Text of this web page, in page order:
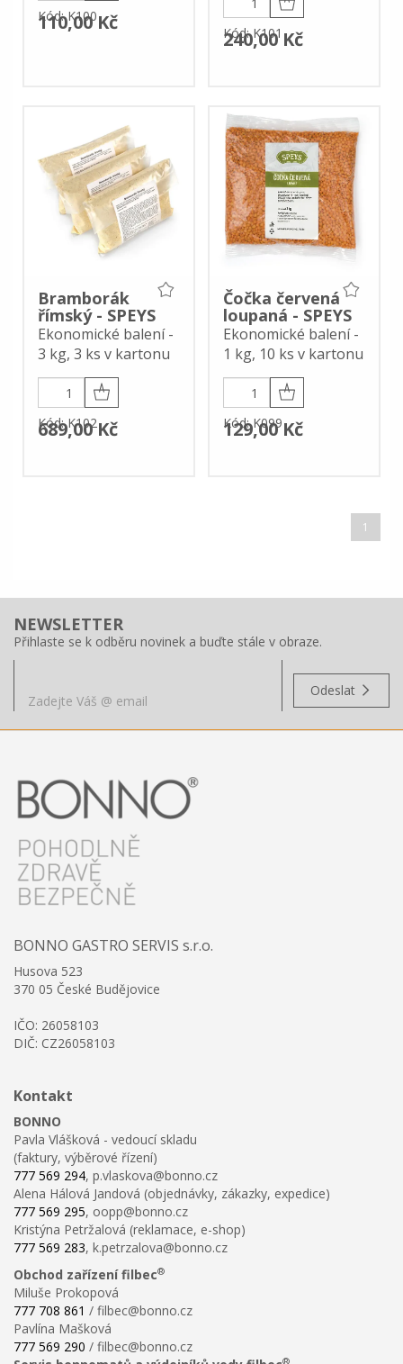
110,00 Kč
Kód: K100
240,00 Kč
Kód: K101
Bramborák
římský - SPEYS
Ekonomické balení -
3 kg, 3 ks v kartonu
689,00 Kč
Kód: K102
Čočka červená
loupaná - SPEYS
Ekonomické balení -
1 kg, 10 ks v kartonu
129,00 Kč
Kód: K099
1
NEWSLETTER
Přihlaste se k odběru novinek a buďte stále v obraze.
Odeslat
BONNO GASTRO SERVIS s.r.o.
Husova 523
370 05 České Budějovice
IČO: 26058103
DIČ: CZ26058103
Kontakt
BONNO
Pavla Vlášková - vedoucí skladu
(faktury, výběrové řízení)
777 569 294, p.vlaskova@bonno.cz
Alena Hálová Jandová (objednávky, zákazky, expedice)
777 569 295, oopp@bonno.cz
Kristýna Petržalová (reklamace, e-shop)
777 569 283, k.petrzalova@bonno.cz
Obchod zařízení filbec®
Miluše Prokopová
777 708 861 / filbec@bonno.cz
Pavlína Mašková
777 569 290 / filbec@bonno.cz
®